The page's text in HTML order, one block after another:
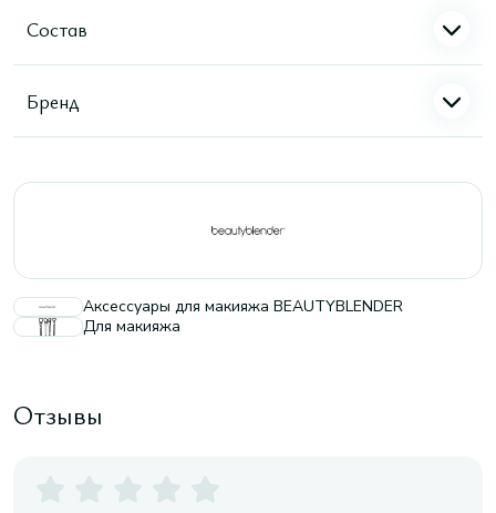
Состав
Бренд
Аксессуары для макияжа BEAUTYBLENDER
Для макияжа
Отзывы